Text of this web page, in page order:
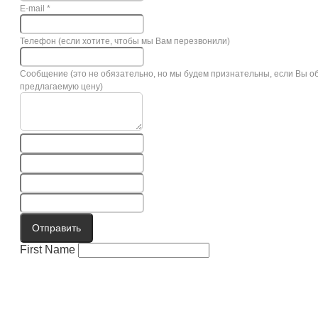
E-mail *
Телефон (если хотите, чтобы мы Вам перезвонили)
Сообщение (это не обязательно, но мы будем признательны, если Вы
предлагаемую цену)
Отправить
First Name